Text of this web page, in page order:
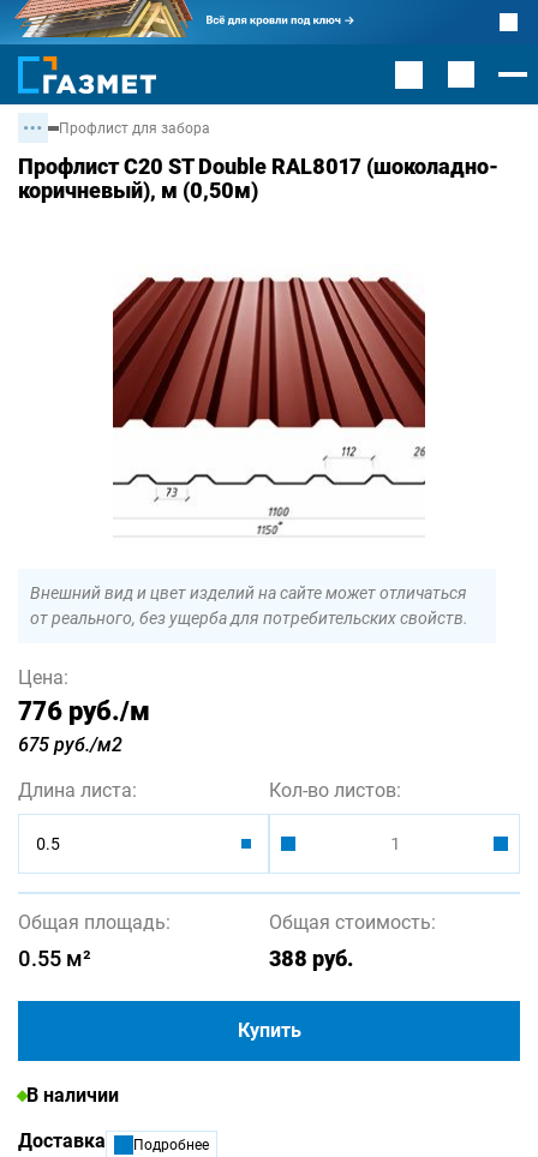
Профлист для забора
Профлист С20 ST Double RAL8017 (шоколадно-
коричневый), м (0,50м)
Внешний вид и цвет изделий на сайте может отличаться
от реального, без ущерба для потребительских свойств.
Цена:
776 руб./м
675 руб./м2
Длина листа:
0.5
Кол-во листов:
Общая площадь:
0.55 м²
Общая стоимость:
388 руб.
Купить
В наличии
Доставка
Подробнее